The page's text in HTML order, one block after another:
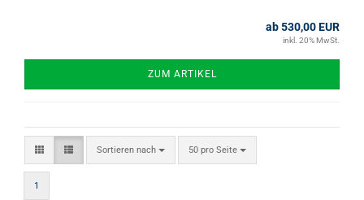
ab 530,00 EUR
inkl. 20% MwSt.
ZUM ARTIKEL
Sortieren nach 50 pro Seite
1